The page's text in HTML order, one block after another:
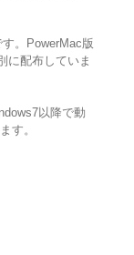
。PowerMac版
に配布していま
以降で動
す。